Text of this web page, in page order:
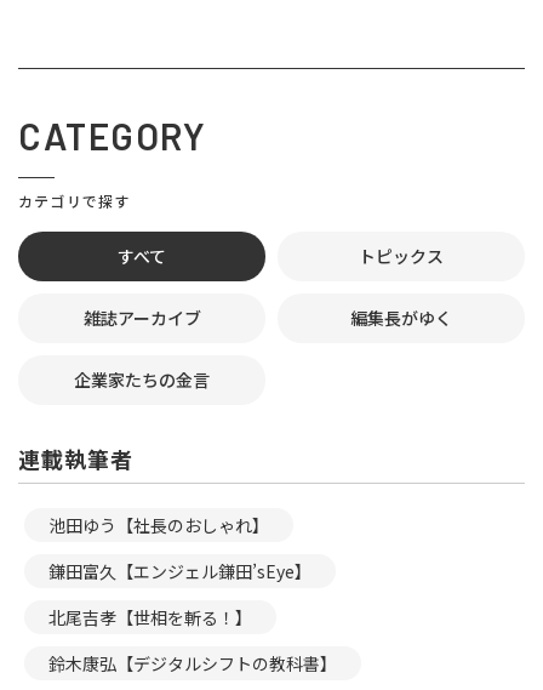
CATEGORY
カテゴリで探す
すべて トピックス
雑誌アーカイブ 編集長がゆく
企業家たちの金言
連載執筆者
池田ゆう【社長のおしゃれ】
鎌田富久【エンジェル鎌田’sEye】
北尾吉孝【世相を斬る！】
鈴木康弘【デジタルシフトの教科書】